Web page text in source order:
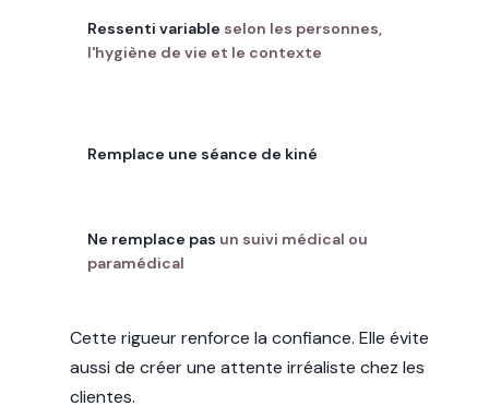
Ressenti variable selon les personnes,
l'hygiène de vie et le contexte
Remplace une séance de kiné
Ne remplace pas un suivi médical ou
paramédical
Cette rigueur renforce la confiance. Elle évite
aussi de créer une attente irréaliste chez les
clientes.